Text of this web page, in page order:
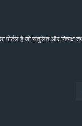
पोर्टल है जो संतुलित और निष्पक्ष